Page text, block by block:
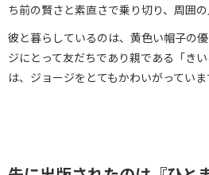
ち前の賢さと素直さで乗り切り、周囲の
彼と暮らしているのは、黄色い帽子の
ジにとって友だちであり親である「きい
は、ジョージをとてもかわいがっていま